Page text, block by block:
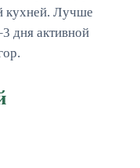
кухней. Лучше
дня активной